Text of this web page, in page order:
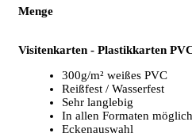
Menge
Visitenkarten - Plastikkarten
300g/m² weißes PVC
Reißfest / Wasserfest
Sehr langlebig
In allen Formaten möglich
Eckenauswahl